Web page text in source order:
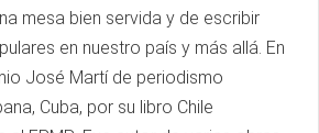
mesa bien servida y de escribir
en nuestro país y más allá. En
José Martí de periodismo
Cuba, por su libro Chile